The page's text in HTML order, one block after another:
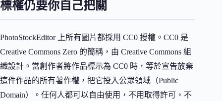
標權仍要你自己把關
PhotoStockEditor 上所有圖片都採用 CC0 授權。CC0 是
Creative Commons Zero 的簡稱，由 Creative Commons 組
織設計。當創作者將作品標示為 CC0 時，等於宣告放棄
這件作品的所有著作權，把它投入公眾領域（Public
Domain）。任何人都可以自由使用，不用取得許可，不